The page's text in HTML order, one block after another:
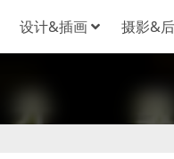
设计&插画 摄影&